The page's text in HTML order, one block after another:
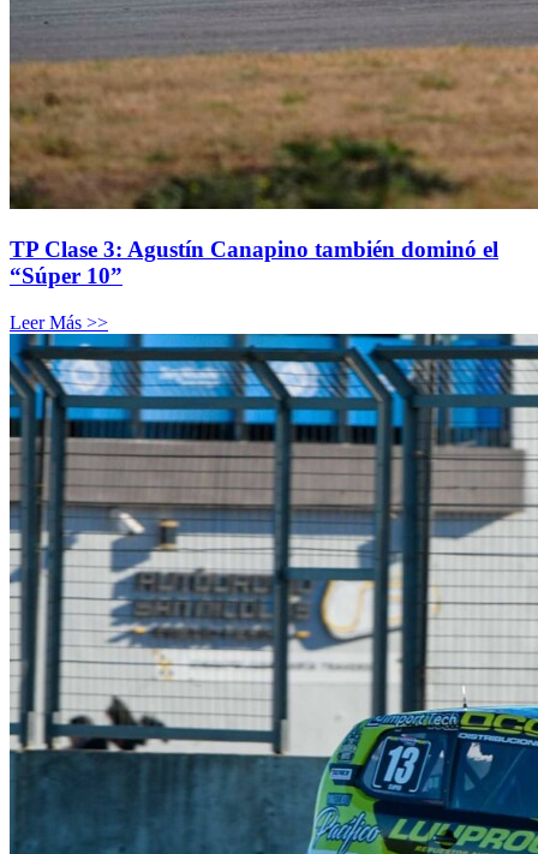
TP Clase 3: Agustín Canapino también dominó el
“Súper 10”
Leer Más >>